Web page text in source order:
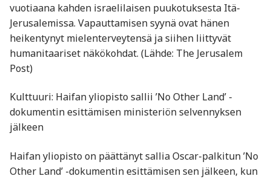
vuotiaana kahden israelilaisen puukotuksesta Itä-
Jerusalemissa. Vapauttamisen syynä ovat hänen
heikentynyt mielenterveytensä ja siihen liittyvät
humanitaariset näkökohdat. (Lähde: The Jerusalem
Post)
Kulttuuri: Haifan yliopisto sallii ’No Other Land’ -
dokumentin esittämisen ministeriön selvennyksen
jälkeen
Haifan yliopisto on päättänyt sallia Oscar-palkitun ’No
Other Land’ -dokumentin esittämisen sen jälkeen, kun